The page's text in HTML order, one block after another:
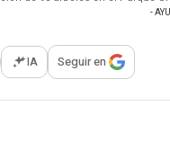
-
opciones para
IA Seguir en